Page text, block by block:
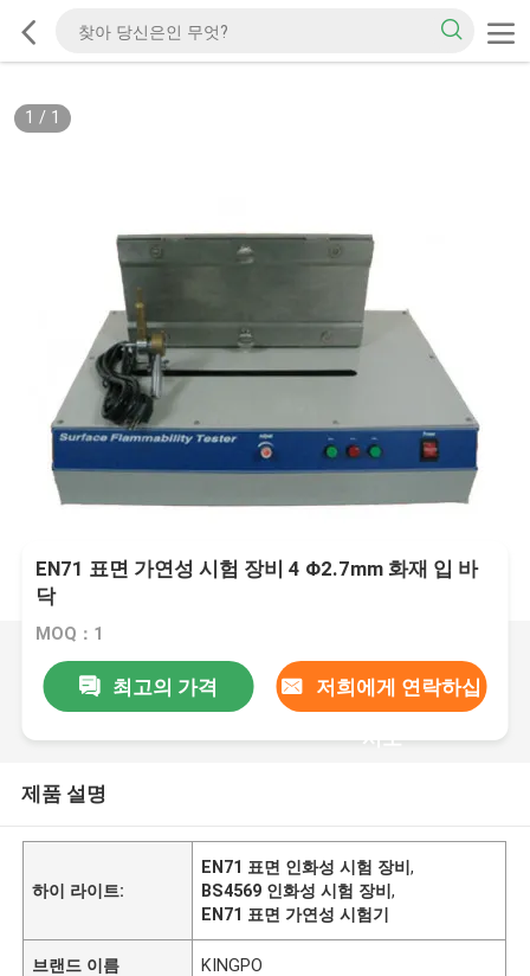
1 / 1
EN71 표면 가연성 시험 장비 4 Φ2.7mm 화재 입 바
닥
MOQ：1
최고의 가격 저희에게 연락하십
시오
제품 설명
하이 라이트:
EN71 표면 인화성 시험 장비,
BS4569 인화성 시험 장비,
EN71 표면 가연성 시험기
브랜드 이름 KINGPO